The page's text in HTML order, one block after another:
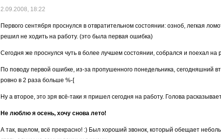
2.09.2008, 18:22
Первого сентября проснулся в отвратительном состоянии: озноб, легкая
решил не ходить на работу. (это была первая ошибка)
Сегодня же проснулся чуть в более лучшем состоянии, собрался и поехал
По поводу первой ошибке, из-за пропушенного понедельника, сегодняшний
ровно в 2 раза больше %-[
Ну а второе, это зря всё-таки я пришел сегодня на работу. Голова
Не люблю я осень, хочу снова лето!
А так, вцелом, всё прекрасно! :) Был хороший звонок, который обещает